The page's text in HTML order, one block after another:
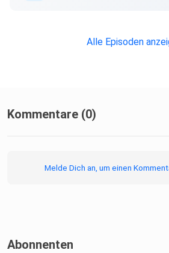
Alle Episoden
Kommentare (0)
Melde Dich an, um einen
Abonnenten